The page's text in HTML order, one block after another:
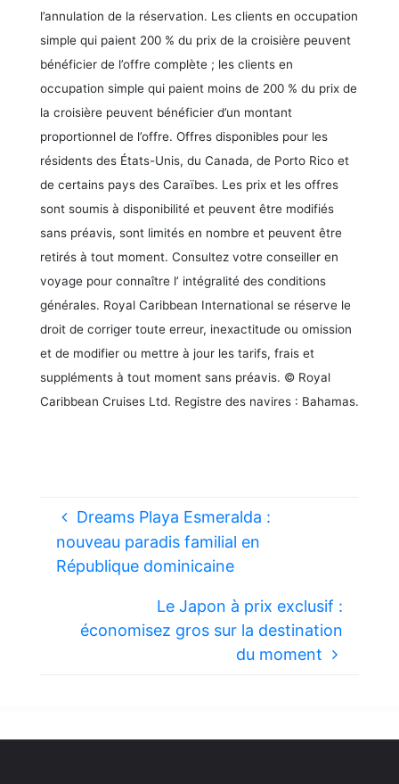
l’annulation de la réservation. Les clients en occupation
simple qui paient 200 % du prix de la croisière peuvent
bénéficier de l’offre complète ; les clients en
occupation simple qui paient moins de 200 % du prix de
la croisière peuvent bénéficier d’un montant
proportionnel de l’offre. Offres disponibles pour les
résidents des États-Unis, du Canada, de Porto Rico et
de certains pays des Caraïbes. Les prix et les offres
sont soumis à disponibilité et peuvent être modifiés
sans préavis, sont limités en nombre et peuvent être
retirés à tout moment. Consultez votre conseiller en
voyage pour connaître l’ intégralité des conditions
générales. Royal Caribbean International se réserve le
droit de corriger toute erreur, inexactitude ou omission
et de modifier ou mettre à jour les tarifs, frais et
suppléments à tout moment sans préavis. © Royal
Caribbean Cruises Ltd. Registre des navires : Bahamas.
Dreams Playa Esmeralda :
nouveau paradis familial en
République dominicaine
Le Japon à prix exclusif :
économisez gros sur la destination
du moment